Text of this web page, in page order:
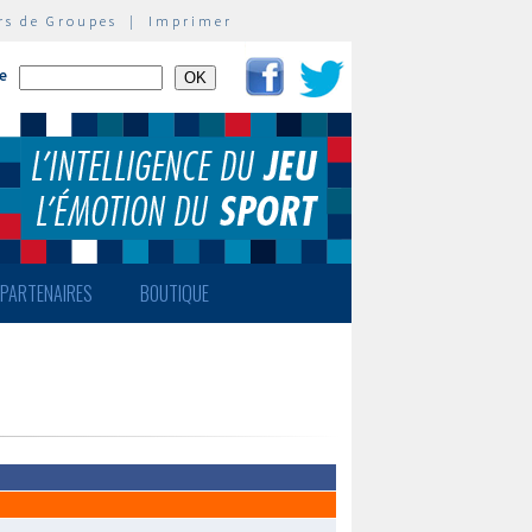
de Groupes | Imprimer
PARTENAIRES BOUTIQUE